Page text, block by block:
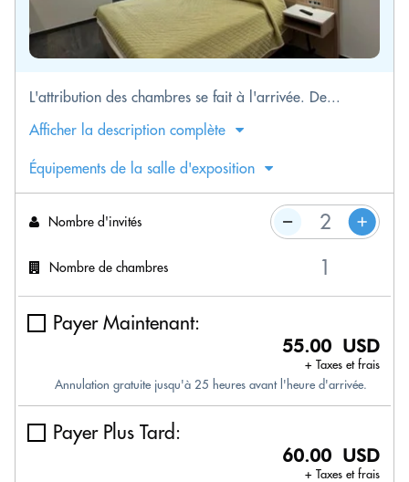
L'attribution des chambres se fait à l'arrivée. De...
Afficher la description complète
Équipements de la salle d'exposition
Nombre d'invités
Nombre de chambres
Payer Maintenant:
55.00 USD
+ Taxes et frais
Annulation gratuite jusqu'à 25 heures avant l'heure d'arrivée.
Payer Plus Tard:
60.00 USD
+ Taxes et frais